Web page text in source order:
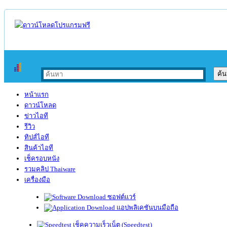
หน้าแรก
ดาวน์โหลด
ข่าวไอที
รีวิว
ทิปส์ไอที
สินค้าไอที
เช็ครอบหนัง
รวมคลิป Thaiware
เครื่องมือ
ซอฟต์แวร์
แอปพลิเคชันบนมือถือ
เช็คความเร็วเน็ต (Speedtest)